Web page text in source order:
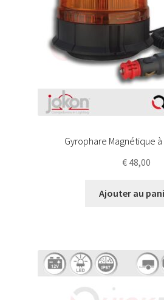
Gyrophare Magnétique à
€48,00
Ajouter au